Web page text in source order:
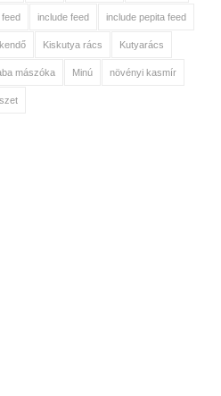
feed include feed include pepita feed
kendő Kiskutya rács Kutyarács
mászóka Minú növényi kasmír